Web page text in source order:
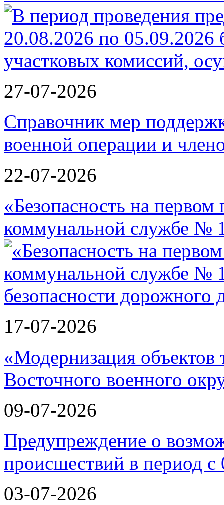
27-07-2026
Справочник мер
военной операции и
22-07-2026
«Безопасность на
коммунальной службе №
17-07-2026
«Модернизация объектов
Восточного военного
09-07-2026
Предупреждение о
происшествий в период
03-07-2026